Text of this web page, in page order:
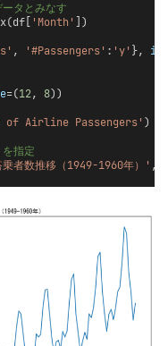
タとみなす
'Month'
])
, '#Passengers' : 'y' },
=(12, 8))
of Airline Passengers' )
指定
者数推移（1949-1960年）' ,